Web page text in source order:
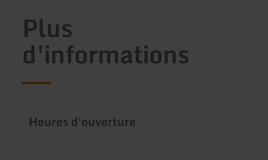
Plus
d'informations
Heures d'ouverture